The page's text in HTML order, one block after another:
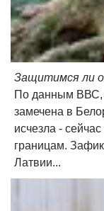
Защитимся ли
По данным ВВС,
замечена в
исчезла -
границам.
Латвии...